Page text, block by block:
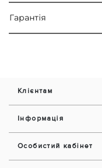
Гарантія
Клієнтам
Інформація
Особистий кабінет